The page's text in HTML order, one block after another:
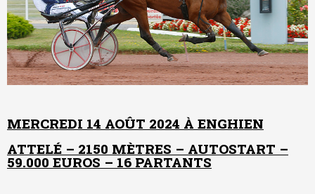
MERCREDI 14 AOÛT 2024 À ENGHIEN
ATTELÉ – 2150 MÈTRES – AUTOSTART –
59.000 EUROS – 16 PARTANTS